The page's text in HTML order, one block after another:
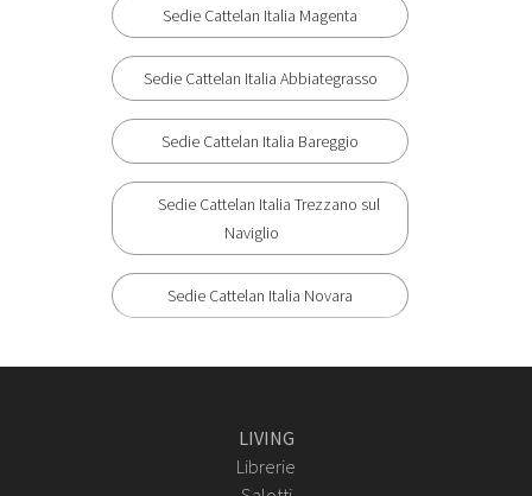
Sedie Cattelan Italia Magenta
Sedie Cattelan Italia Abbiategrasso
Sedie Cattelan Italia Bareggio
Sedie Cattelan Italia Trezzano sul
Naviglio
Sedie Cattelan Italia Novara
LIVING
Librerie